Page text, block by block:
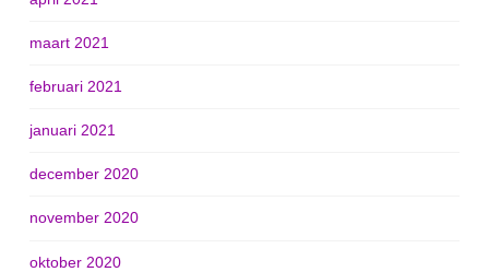
maart 2021
februari 2021
januari 2021
december 2020
november 2020
oktober 2020